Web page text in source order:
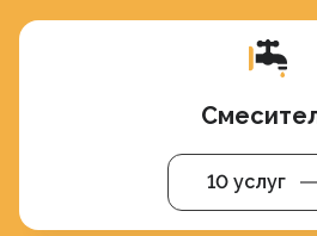
10 услуг